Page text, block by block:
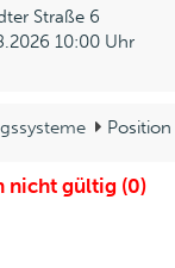
Straße 6
10:00 Uhr
nicht gültig (0)